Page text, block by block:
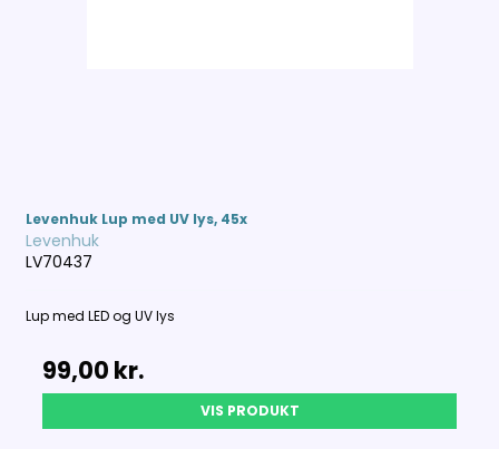
Levenhuk Lup med UV lys, 45x
Levenhuk
LV70437
Lup med LED og UV lys
99,00 kr.
VIS PRODUKT